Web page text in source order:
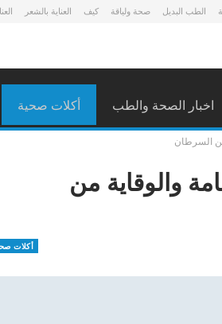
الطب البديل صحة ولياقة كيف العناية بالشعر
اخبار الصحة والطب أكلات صحية
من السرطان
والوقاية من
أكلات